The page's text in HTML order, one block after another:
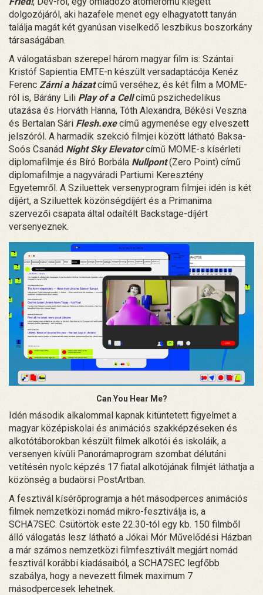
dolgozójáról, aki hazafele menet egy elhagyatott tanyán
találja magát két gyanúsan viselkedő leszbikus boszorkány
társaságában.
A válogatásban szerepel három magyar film is: Szántai
Kristóf Sapientia EMTE-n készült versadaptácója Kenéz
Ferenc Zárni a házatcímű verséhez, és két film a MOME-
ról is, Bárány Lili Play of a Cell című pszichedelikus
utazása és Horváth Hanna, Tóth Alexandra, Békési Veszna
és Bertalan Sári Flesh.execímű agymenése egy elveszett
jelszóról. A harmadik szekció filmjei között látható Baksa-
Soós Csanád Night Sky Elevatorcímű MOME-s kísérleti
diplomafilmje és Bíró Borbála Nullpont (Zero Point) című
diplomafilmje a nagyváradi Partiumi Keresztény
Egyetemről. A Sziluettek versenyprogram filmjei idén is két
díjért, a Sziluettek közönségdíjért és a Primanima
szervezői csapata által odaítélt Backstage-díjért
versenyeznek.
Can You Hear Me?
Idén második alkalommal kapnak kitüntetett figyelmet a
magyar középiskolai és animációs szakképzéseken és
alkotótáborokban készült filmek alkotói és iskoláik, a
versenyen kívüli Panorámaprogram szombat délutáni
vetítésén nyolc képzés 17 fiatal alkotójának filmjét láthatja a
közönség a budaörsi PostArtban.
A fesztivál kísérőprogramja a hét másodperces animációs
filmek nemzetközi nomád mikro-fesztiválja is, a
SCHA7SEC. Csütörtök este 22.30-tól egy kb. 150 filmből
álló válogatás lesz látható a Jókai Mór Művelődési Házban
a már számos nemzetközi filmfesztivált megjárt nomád
fesztivál korábbi kiadásaiból, a SCHA7SEC legfőbb
szabálya, hogy a nevezett filmek maximum 7
másodpercesek lehetnek.